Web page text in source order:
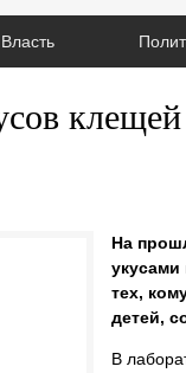
Власть
На
тех,
детей,
В